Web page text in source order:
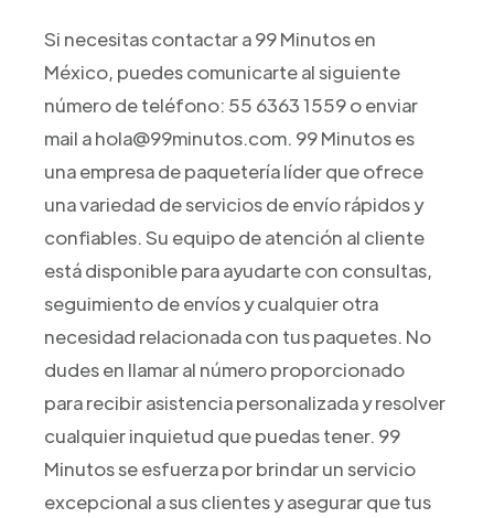
Si necesitas contactar a 99 Minutos en
México, puedes comunicarte al siguiente
número de teléfono: 55 6363 1559 o enviar
mail a hola@99minutos.com. 99 Minutos es
una empresa de paquetería líder que ofrece
una variedad de servicios de envío rápidos y
confiables. Su equipo de atención al cliente
está disponible para ayudarte con consultas,
seguimiento de envíos y cualquier otra
necesidad relacionada con tus paquetes. No
dudes en llamar al número proporcionado
para recibir asistencia personalizada y resolver
cualquier inquietud que puedas tener. 99
Minutos se esfuerza por brindar un servicio
excepcional a sus clientes y asegurar que tus